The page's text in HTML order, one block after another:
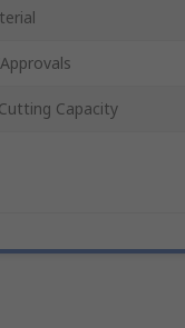
Capacity